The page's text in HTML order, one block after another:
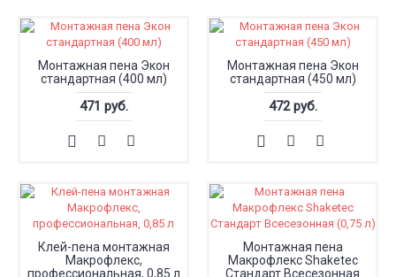
Mонтажная пена Экон
стандартная (400 мл)
471 руб.
Mонтажная пена Экон
стандартная (450 мл)
472 руб.
Клей-пена монтажная
Макрофлекс,
профессиональная, 0,85 л
Монтажная пена
Макрофлекс Shaketec
Стандарт Всесезонная